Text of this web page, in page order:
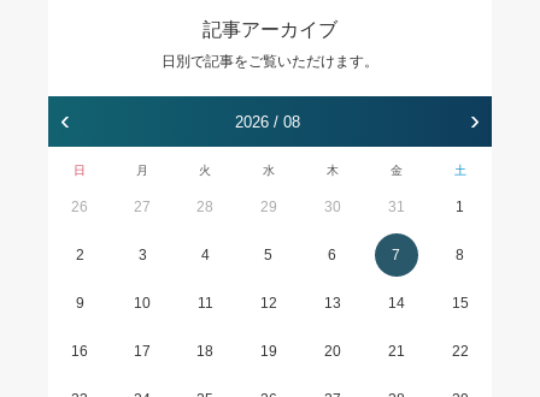
記事アーカイブ
日別で記事をご覧いただけます。
‹ 2026 / 08 ›
日 月 火 水 木 金 土
26 27 28 29 30 31 1
2 3 4 5 6 7 8
9 10 11 12 13 14 15
16 17 18 19 20 21 22